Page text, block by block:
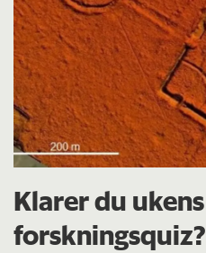
Klarer du ukens
forskningsquiz?